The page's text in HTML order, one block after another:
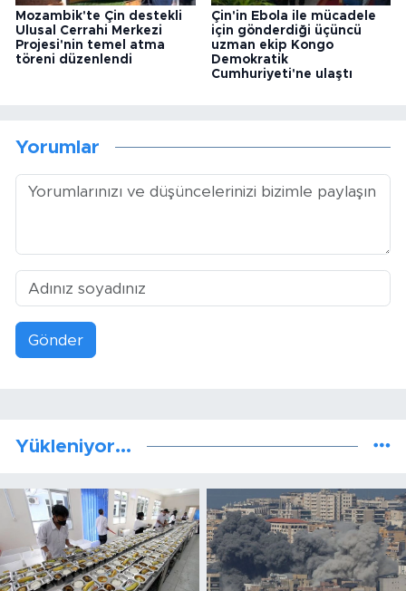
Mozambik'te Çin destekli
Ulusal Cerrahi Merkezi
Projesi'nin temel atma
töreni düzenlendi
Çin'in Ebola ile mücadele
için gönderdiği üçüncü
uzman ekip Kongo
Demokratik
Cumhuriyeti'ne ulaştı
Yorumlar
Gönder
Yükleniyor...